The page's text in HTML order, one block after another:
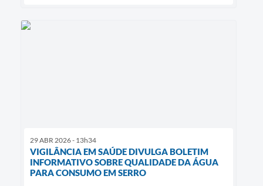
29 ABR 2026 - 13h34
VIGILÂNCIA EM SAÚDE DIVULGA BOLETIM
INFORMATIVO SOBRE QUALIDADE DA ÁGUA
PARA CONSUMO EM SERRO